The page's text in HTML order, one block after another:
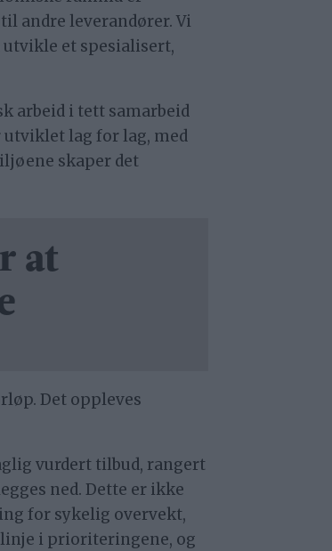
andre leverandører. Vi
et spesialisert,
arbeid i tett samarbeid
utviklet lag for lag, med
skaper det
at
Det oppleves
vurdert tilbud, rangert
ned. Dette er ikke
for sykelig overvekt,
linje i prioriteringene, og